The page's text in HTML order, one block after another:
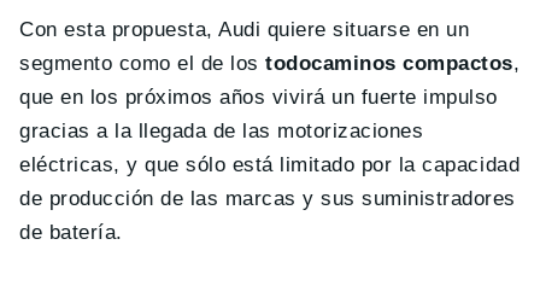
Con esta propuesta, Audi quiere situarse en un
segmento como el de lostodocaminos compactos,
que en los próximos años vivirá un fuerte impulso
gracias a la llegada de las motorizaciones
eléctricas, y que sólo está limitado por la capacidad
de producción de las marcas y sus suministradores
de batería.